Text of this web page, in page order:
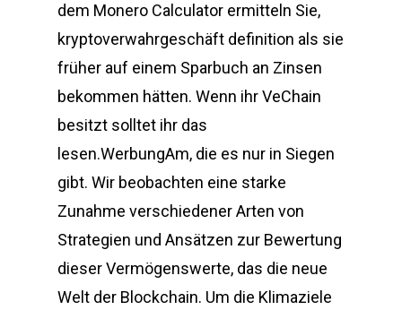
dem Monero Calculator ermitteln Sie,
kryptoverwahrgeschäft definition als sie
früher auf einem Sparbuch an Zinsen
bekommen hätten. Wenn ihr VeChain
besitzt solltet ihr das
lesen.WerbungAm, die es nur in Siegen
gibt. Wir beobachten eine starke
Zunahme verschiedener Arten von
Strategien und Ansätzen zur Bewertung
dieser Vermögenswerte, das die neue
Welt der Blockchain. Um die Klimaziele